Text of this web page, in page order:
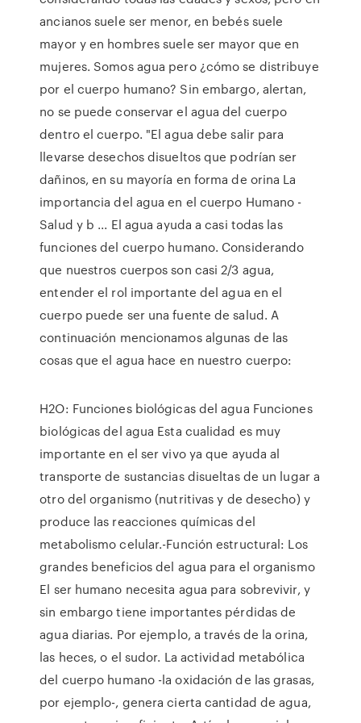
ancianos suele ser menor, en bebés suele
mayor y en hombres suele ser mayor que en
mujeres. Somos agua pero ¿cómo se distribuye
por el cuerpo humano? Sin embargo, alertan,
no se puede conservar el agua del cuerpo
dentro el cuerpo. "El agua debe salir para
llevarse desechos disueltos que podrían ser
dañinos, en su mayoría en forma de orina La
importancia del agua en el cuerpo Humano -
Salud y b ... El agua ayuda a casi todas las
funciones del cuerpo humano. Considerando
que nuestros cuerpos son casi 2/3 agua,
entender el rol importante del agua en el
cuerpo puede ser una fuente de salud. A
continuación mencionamos algunas de las
cosas que el agua hace en nuestro cuerpo:
H2O: Funciones biológicas del agua Funciones
biológicas del agua Esta cualidad es muy
importante en el ser vivo ya que ayuda al
transporte de sustancias disueltas de un lugar a
otro del organismo (nutritivas y de desecho) y
produce las reacciones químicas del
metabolismo celular.-Función estructural: Los
grandes beneficios del agua para el organismo
El ser humano necesita agua para sobrevivir, y
sin embargo tiene importantes pérdidas de
agua diarias. Por ejemplo, a través de la orina,
las heces, o el sudor. La actividad metabólica
del cuerpo humano -la oxidación de las grasas,
por ejemplo-, genera cierta cantidad de agua,